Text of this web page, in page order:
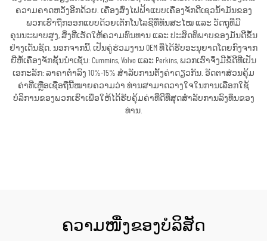
ຄວາມຄາດຫວັງອີກດ້ວຍ. ເຄື່ອງສົ່ງໄຟຟ້າແບບເຄື່ອງຈັກດີເຊວນໍ້າມັນຂອງ
ພວກເຮົາຖືກອອກແບບດ້ວຍເຕັກໂນໂລຊີທີ່ທັນສະໄໝ ແລະ ວັດຖຸທີ່ມີ
ຄຸນນະພາບສູງ, ສິ່ງທີ່ເຮັດໃຫ້ຄວາມທົນທານ ແລະ ປະສິດທິພາບຂອງມັນດີຂຶ້ນ
ຢ່າງເດັ່ນຊັດ. ນອກຈາກນີ້, ເປັນຄູ່ຮ່ວມງານ OEM ທີ່ໄດ້ຮັບອະນຸຍາດໂດຍກົງຈາກ
ຍີ່ຫໍ້ເຄື່ອງຈັກຊັ້ນນຳເຊັ່ນ: Cummins, Volvo ແລະ Perkins, ພວກເຮົາຈຶ່ງມີຂໍ້ດີທີ່ເປັນ
ເອກະລັກ: ລາຄາຕ່ຳລົງ 10%-15% ສຳລັບການຕັ້ງຄ່າດຽວກັນ. ອັດຕາສ່ວນຄຸ້ມ
ຄ່າທີ່ເຫຼືອເຊື່ອຖືນີ້ໝາຍຄວາມວ່າ ທ່ານສາມາດວາງໃຈໃນການເລືອກໃຊ້
ບໍລິການຂອງພວກເຮົາເພື່ອໃຫ້ໄດ້ຮັບຄຸ້ມຄ່າທີ່ດີທີ່ສຸດສຳລັບການລົງທຶນຂອງ
ທ່ານ.
ຄວາມໜື່ງຂອງບໍລິສັດ